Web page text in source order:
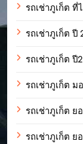
รถเช่าภูเก็ต ที่
รถเช่าภูเก็ต ปี
รถเช่าภูเก็ต ปี
รถเช่าภูเก็ต ม
รถเช่าภูเก็ต
รถเช่าภูเก็ต